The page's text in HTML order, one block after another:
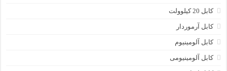
کابل 20 کیلوولت
کابل آرموردار
کابل آلومینیوم
کابل آلومینیومی